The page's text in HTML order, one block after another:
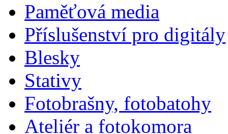
Paměťová media
Příslušenství pro digitály
Blesky
Stativy
Fotobrašny, fotobatohy
Ateliér a fotokomora